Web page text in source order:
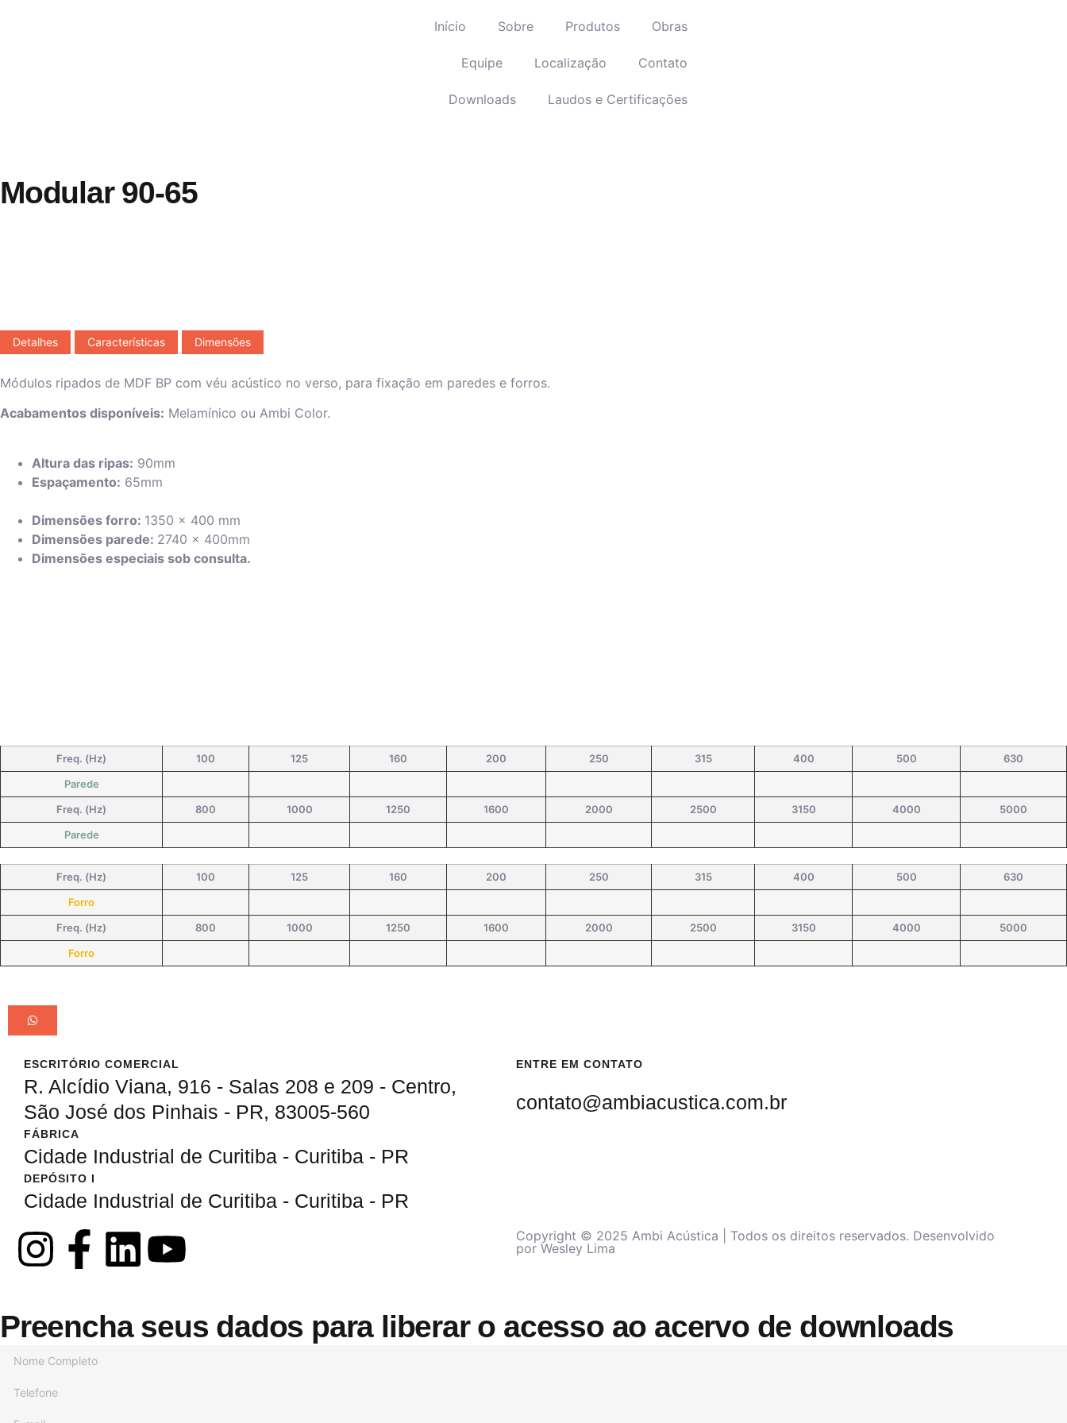
Início Sobre Produtos Obras
Equipe Localização Contato
Downloads Laudos e Certificações
Modular 90-65
Detalhes Características Dimensões
Módulos ripados de MDF BP com véu acústico no verso, para fixação em paredes e forros.
Acabamentos disponíveis: Melamínico ou Ambi Color.
Altura das ripas: 90mm
Espaçamento: 65mm
Dimensões forro: 1350 x 400 mm
Dimensões parede: 2740 x 400mm
Dimensões especiais sob consulta.
Freq. (Hz) 100 125 160 200 250 315 400 500
630
Parede
Freq. (Hz)
800 1000 1250 1600 2000 2500 3150 4000
5000
Parede
Freq. (Hz) 100 125 160 200 250 315 400 500
630
Forro
Freq. (Hz)
800 1000 1250 1600 2000 2500 3150 4000
5000
Forro
ESCRITÓRIO COMERCIAL
R. Alcídio Viana, 916 - Salas 208 e 209 - Centro,
São José dos Pinhais - PR, 83005-560
FÁBRICA
Cidade Industrial de Curitiba - Curitiba - PR
DEPÓSITO I
Cidade Industrial de Curitiba - Curitiba - PR
ENTRE EM CONTATO
contato@ambiacustica.com.br
Copyright © 2025 Ambi Acústica | Todos os direitos reservados. Desenvolvido
por Wesley Lima
Preencha seus dados para liberar o acesso ao acervo de downloads